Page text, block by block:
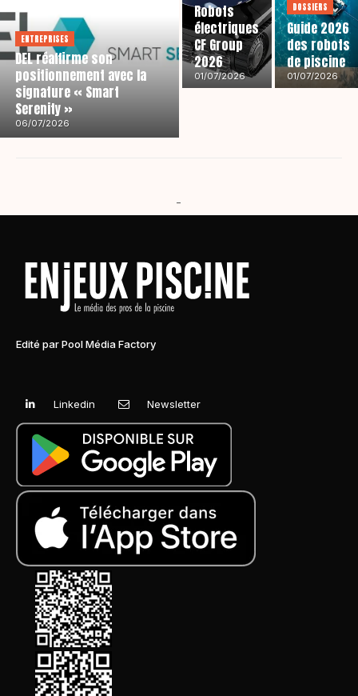
ENTREPRISES
DEL réaffirme son
positionnement avec la
signature « Smart
Serenity »
06/07/2026
Robots
électriques
CF Group
2026
01/07/2026
DOSSIERS
Guide 2026
des robots
de piscine
01/07/2026
-
Edité par Pool Média Factory
Linkedin Newsletter